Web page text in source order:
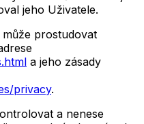
jeho Uživatele.
prostudovat
a jeho zásady
privacy.
a nenese